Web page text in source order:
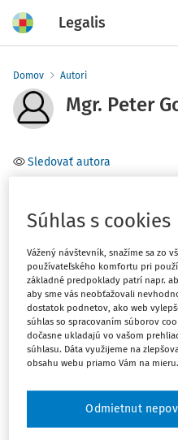
Legalis
Domov Autori
Mgr. Peter
Sledovať autora
Počet vyhľadaných
Zoradiť podľa:
Najnovšie
Najstaršie
Správa z Jesennej
Správa z Jesennej školy
Súhlas s cookies
Vážený návštevník, snažíme sa zo
používateľského komfortu pri
základné predpoklady patrí napr.
aby sme vás neobťažovali
dostatok podnetov, ako web
súhlas so spracovaním súborov
dočasne ukladajú vo vašom
súhlasu. Dáta využijeme na
obsahu webu priamo Vám na mieru.
Odmietnut